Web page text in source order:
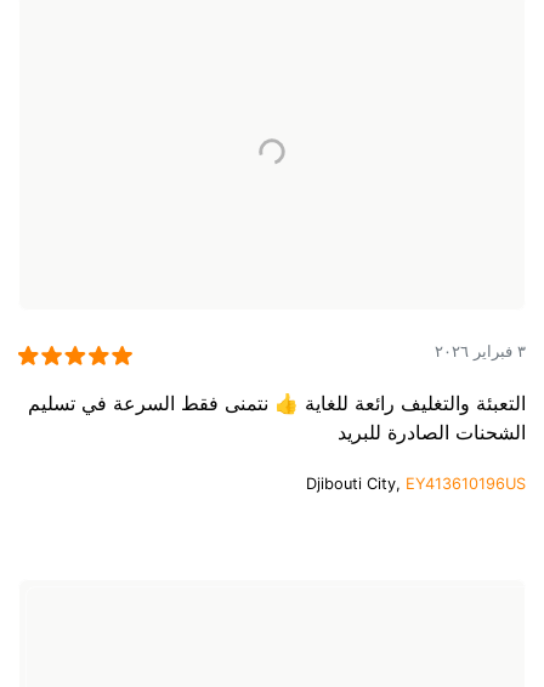
٣ فبراير ٢٠٢٦
التعبئة والتغليف رائعة للغاية 👍 نتمنى فقط السرعة في تسليم
الشحنات الصادرة للبريد
Djibouti City, EY413610196US